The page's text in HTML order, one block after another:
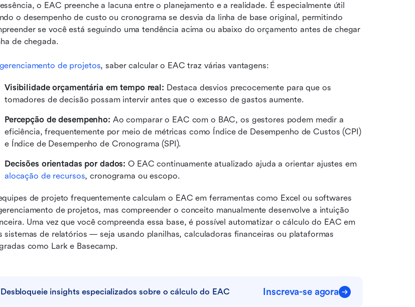
o EAC preenche a lacuna entre o planejamento e a realidade. É especialmente útil
o desempenho de custo ou cronograma se desvia da linha de base original, permitindo
se você está seguindo uma tendência acima ou abaixo do orçamento antes de chegar
de chegada.
gerenciamento de projetos, saber calcular o EAC traz várias vantagens:
Visibilidade orçamentária em tempo real: Destaca desvios precocemente para que os
tomadores de decisão possam intervir antes que o excesso de gastos aumente.
Percepção de desempenho: Ao comparar o EAC com o BAC, os gestores podem medir a
eficiência, frequentemente por meio de métricas como Índice de Desempenho de Custos (CPI)
e Índice de Desempenho de Cronograma (SPI).
Decisões orientadas por dados:
O EAC continuamente atualizado ajuda a orientar ajustes em
alocação de recursos, cronograma ou escopo.
de projeto frequentemente calculam o EAC em ferramentas como Excel ou softwares
de projetos, mas compreender o conceito manualmente desenvolve a intuição
Uma vez que você compreenda essa base, é possível automatizar o cálculo do EAC em
sistemas de relatórios — seja usando planilhas, calculadoras financeiras ou plataformas
como Lark e Basecamp.
Desbloqueie insights especializados sobre o cálculo do EAC Inscreva-se agora